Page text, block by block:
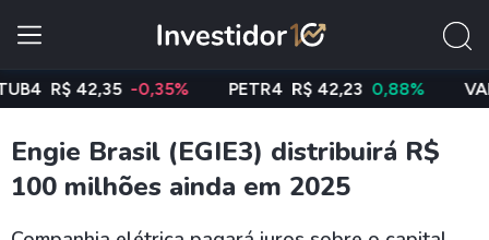
R$ 42,35 -0,35% PETR4 R$ 42,23 0,88% VALE3
Engie Brasil (EGIE3) distribuirá R$
100 milhões ainda em 2025